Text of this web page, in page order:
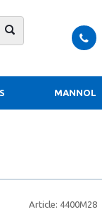
MANNOL
Article: 4400M28